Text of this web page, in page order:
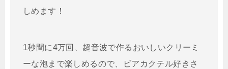
しめます！
1秒間に4万回、超音波で作るおいしいクリーミ
ーな泡まで楽しめるので、ビアカクテル好きさ